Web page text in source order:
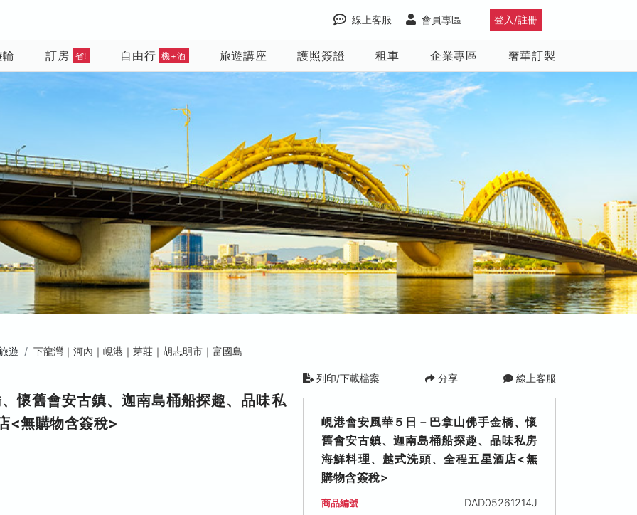
登入/註冊
會員專區
線上客服
訂房 省! 自由行 機+酒 旅遊講座 護照簽證 租車 企業專區 奢華訂製
遊 下龍灣｜河內｜峴港｜芽莊｜胡志明市｜富國島
懷舊會安古鎮、迦南島桶船探趣、品味私
<無購物含簽稅>
列印/下載檔案 分享 線上客服
峴港會安風華５日－巴拿山佛手金橋、懷
舊會安古鎮、迦南島桶船探趣、品味私房
海鮮料理、越式洗頭、全程五星酒店<無
購物含簽稅>
商品編號 DAD05261214J